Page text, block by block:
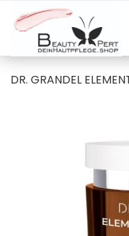
DR. GRANDEL